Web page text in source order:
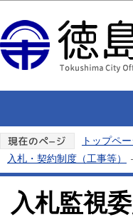
トップペ
入札・契約制度（工事等）
入札監視